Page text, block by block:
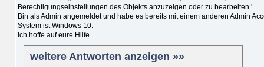
Berechtigungseinstellungen des Objekts anzuzeigen oder zu bearbeiten.'
Bin als Admin angemeldet und habe es bereits mit einem anderen Admin
System ist Windows 10.
Ich hoffe auf eure Hilfe.
weitere Antworten anzeigen »»